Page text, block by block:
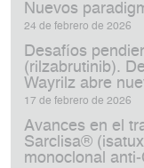
Nuevos
24 de febrero de 2026
Desafíos
(rilzabrutinib).
Wayrilz abre
17 de febrero de 2026
Avances en el
Sarclisa®
monoclonal